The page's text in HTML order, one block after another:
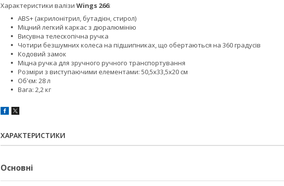
Характеристики валізи Wings 266:
ABS+ (акрилонітрил, бутадієн, стирол)
Міцний легкий каркас з дюралюмінію
Висувна телескопічна ручка
Чотири безшумних колеса на підшипниках, що обертаються на 360 градусів
Кодовий замок
Міцна ручка для зручного ручного транспортування
Розміри з виступаючими елементами: 50,5х33,5х20 см
Об'єм: 28 л
Вага: 2,2 кг
ХАРАКТЕРИСТИКИ
Основні